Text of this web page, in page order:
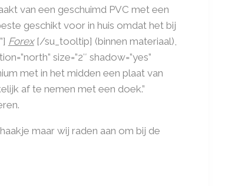
van een geschuimd PVC met een
geschikt voor in huis omdat het bij
Forex[/su_tooltip] (binnen materiaal),
size=”2″ shadow=”yes”
met in het midden een plaat van
af te nemen met een doek.”
maar wij raden aan om bij de